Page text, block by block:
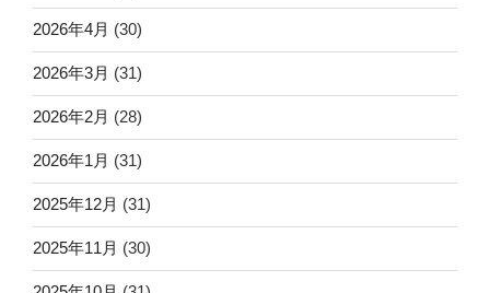
2026年4月 (30)
2026年3月 (31)
2026年2月 (28)
2026年1月 (31)
2025年12月 (31)
2025年11月 (30)